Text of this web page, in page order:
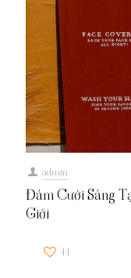
admin
Đám Cưới Sáng
Giới
44